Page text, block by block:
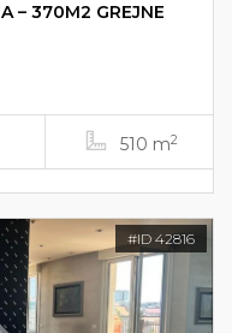
– 370M2 GREJNE
510 m2
#ID 42816